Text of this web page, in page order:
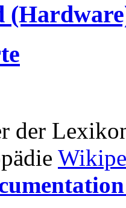
der